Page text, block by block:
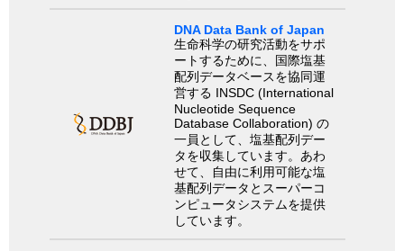
DNA Data Bank of Japan
生命科学の研究活動をサポ
ートするために、国際塩基
配列データベースを協同運
営する INSDC (International
Nucleotide Sequence
Database Collaboration) の
一員として、塩基配列デー
タを収集しています。あわ
せて、自由に利用可能な塩
基配列データとスーパーコ
ンピュータシステムを提供
しています。